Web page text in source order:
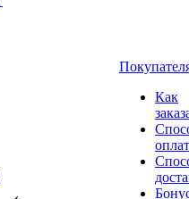
Как